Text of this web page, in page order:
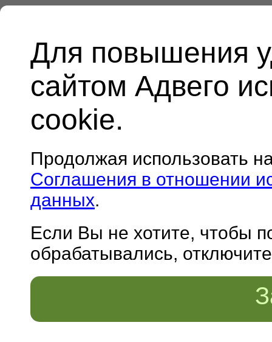
Для повышения
сайтом Адвего
cookie.
Продолжая использовать
Соглашения в отношении
данных.
Если Вы не хотите, чтобы
обрабатывались,